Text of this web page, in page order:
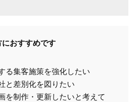
おすすめです
る集客施策を強化したい
と差別化を図りたい
を制作・更新したいと考えて